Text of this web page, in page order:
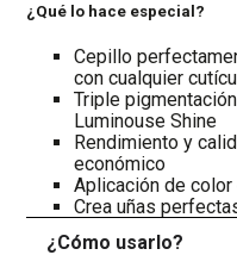
¿Qué lo hace especial?
Cepillo
con cualquier
Triple
Luminouse Shine
Rendimiento y
económico
Aplicación de color
Crea uñas
¿Cómo usarlo?